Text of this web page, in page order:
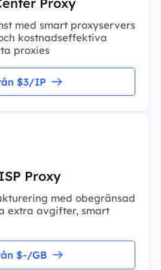
med smart proxyservers
kostnadseffektiva
proxies
$3/IP
Proxy
med obegränsad
extra avgifter, smart
$-/GB